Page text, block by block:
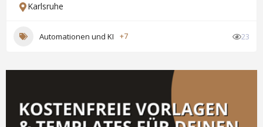
Karlsruhe
Automationen und KI +7 23